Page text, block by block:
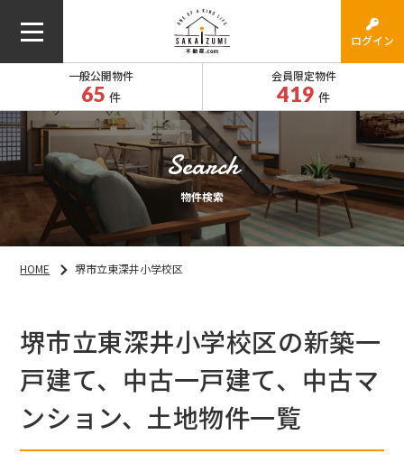
ログイン
一般公開物件
65 件
会員限定物件
419 件
物件検索
HOME 堺市立東深井小学校区
堺市立東深井小学校区の新築一
戸建て、中古一戸建て、中古マ
ンション、土地物件一覧